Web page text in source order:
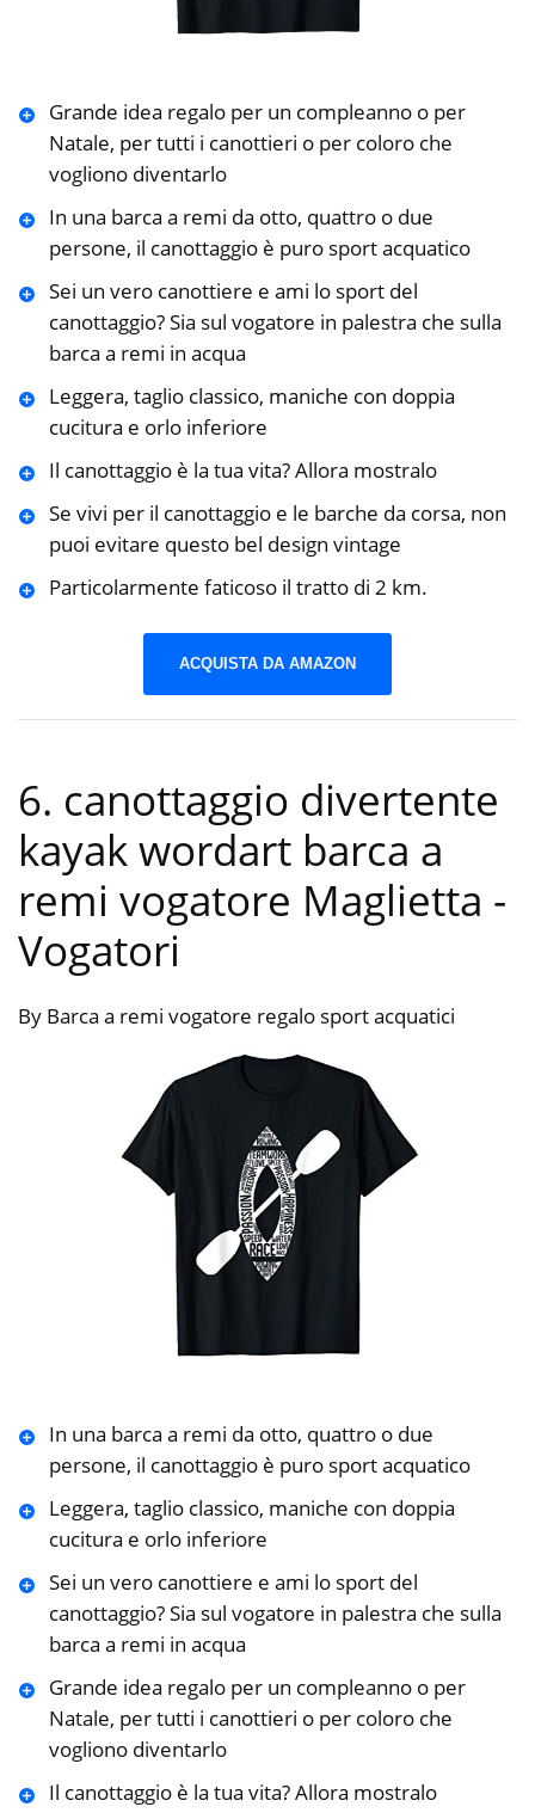
Grande idea regalo per un compleanno o per
Natale, per tutti i canottieri o per coloro che
vogliono diventarlo
In una barca a remi da otto, quattro o due
persone, il canottaggio è puro sport acquatico
Sei un vero canottiere e ami lo sport del
canottaggio? Sia sul vogatore in palestra che sulla
barca a remi in acqua
Leggera, taglio classico, maniche con doppia
cucitura e orlo inferiore
Il canottaggio è la tua vita? Allora mostralo
Se vivi per il canottaggio e le barche da corsa, non
puoi evitare questo bel design vintage
Particolarmente faticoso il tratto di 2 km.
ACQUISTA DA AMAZON
6. canottaggio divertente
kayak wordart barca a
remi vogatore Maglietta -
Vogatori
By Barca a remi vogatore regalo sport acquatici
In una barca a remi da otto, quattro o due
persone, il canottaggio è puro sport acquatico
Leggera, taglio classico, maniche con doppia
cucitura e orlo inferiore
Sei un vero canottiere e ami lo sport del
canottaggio? Sia sul vogatore in palestra che sulla
barca a remi in acqua
Grande idea regalo per un compleanno o per
Natale, per tutti i canottieri o per coloro che
vogliono diventarlo
Il canottaggio è la tua vita? Allora mostralo